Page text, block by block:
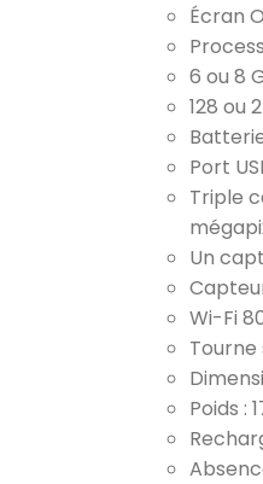
Écran
6 ou 8
128 ou
Port
Triple
Un
Wi-Fi
Tourne
Poids :